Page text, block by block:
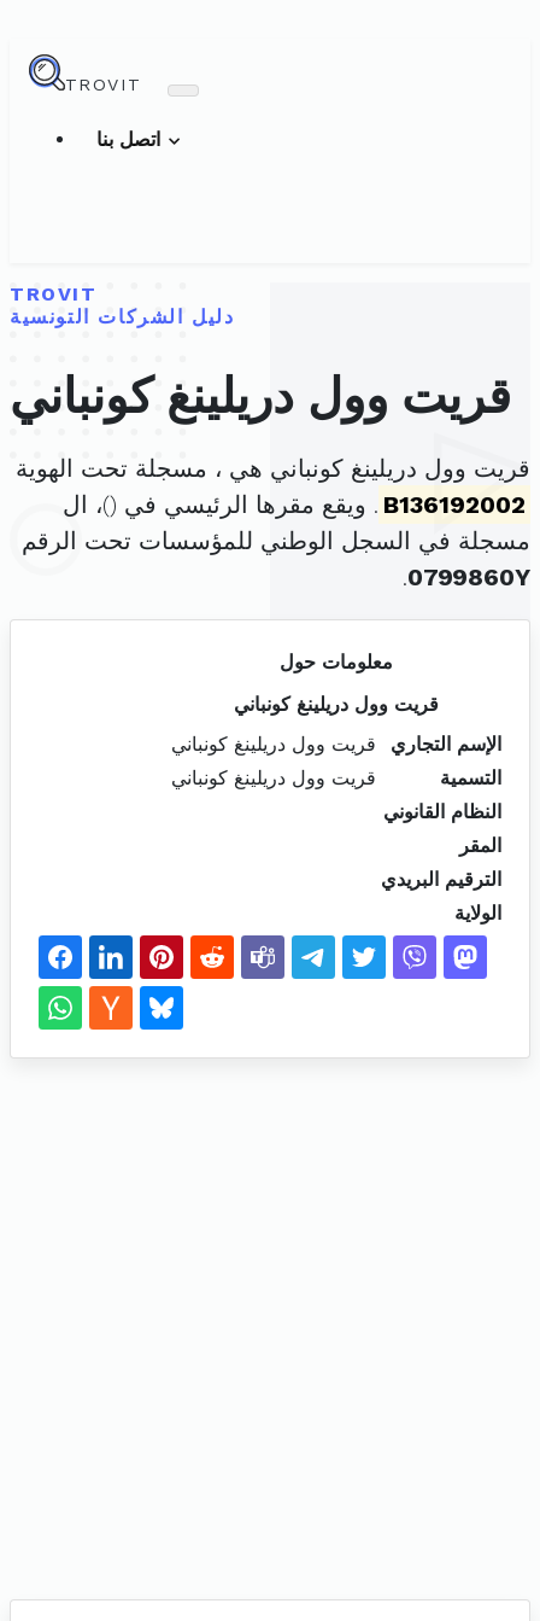
TROVIT
TROVIT
دليل الشركات التونسية
قريت وول دريلينغ كونباني
قريت وول دريلينغ كونباني هي ، مسجلة تحت الهوية
B136192002 . ويقع مقرها الرئيسي في ()، ال
مسجلة في السجل الوطني للمؤسسات تحت الرقم
0799860Y
.
معلومات حول
قريت وول دريلينغ كونباني
الإسم التجاري
قريت وول دريلينغ كونباني
التسمية
قريت وول دريلينغ كونباني
النظام القانوني
المقر
الترقيم البريدي
الولاية